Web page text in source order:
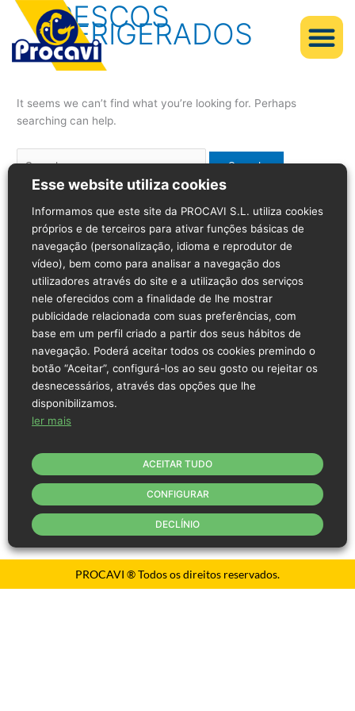
FRESCOS
REFRIGERADOS
It seems we can’t find what you’re looking for. Perhaps
searching can help.
Search
for:
Home Filosofia EmpresarialConheça-nos
Inovação e Tecnologia
Meio Ambiente
Contacto Canal de queixa
Trabalhe connosco
Aviso Legal
PROCAVI ® Todos os direitos reservados.
Esse website utiliza cookies
Informamos que este site da PROCAVI S.L. utiliza cookies
próprios e de terceiros para ativar funções básicas de
navegação (personalização, idioma e reprodutor de
vídeo), bem como para analisar a navegação dos
utilizadores através do site e a utilização dos serviços
nele oferecidos com a finalidade de lhe mostrar
publicidade relacionada com suas preferências, com
base em um perfil criado a partir dos seus hábitos de
navegação. Poderá aceitar todos os cookies premindo o
botão “Aceitar”, configurá-los ao seu gosto ou rejeitar os
desnecessários, através das opções que lhe
disponibilizamos.
ler mais
ACEITAR TUDO
DECLÍNIO
CONFIGURAR